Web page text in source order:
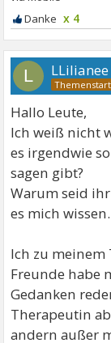
x 4
L LLilianee
Hallo Leute,
Ich weiß nicht
es irgendwie
sagen gibt?
Warum seid
es mich wissen.
Ich zu
Freunde habe
Gedanken
Therapeutin
andern außer